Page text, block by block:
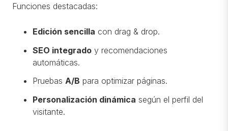
Funciones destacadas:
Edición sencilla con drag & drop.
SEO integradoy recomendaciones
automáticas.
Pruebas A/B para optimizar páginas.
Personalización dinámica según el perfil del
visitante.